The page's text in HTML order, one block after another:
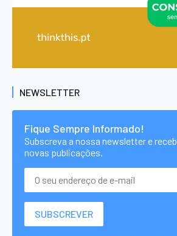
NEWSLETTER
Fique Sempre Informado!
Subscreva a nossa newsletter e
novas publicações.